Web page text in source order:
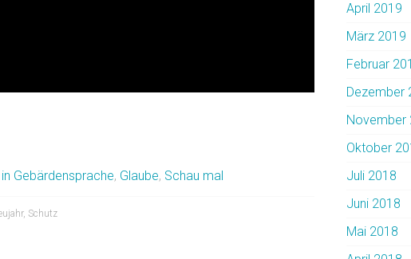
Gebärdensprache, Glaube, Schau mal
, Schutz
April 2019
März 2019
Februar
Dezember
November
Oktober
Juli 2018
Juni 2018
Mai 2018